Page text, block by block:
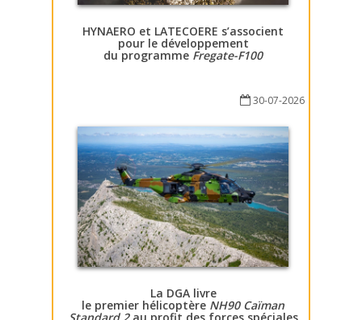
HYNAERO et LATECOERE s’associent
pour le développement
du programme Fregate-F100
30-07-2026
La DGA livre
le premier hélicoptère NH90 Caïman